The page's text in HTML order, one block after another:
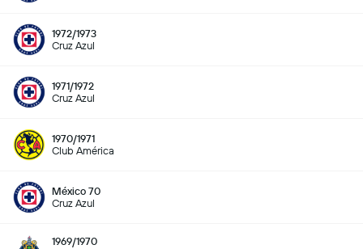
1972/1973
Cruz Azul
1971/1972
Cruz Azul
1970/1971
Club América
México 70
Cruz Azul
1969/1970